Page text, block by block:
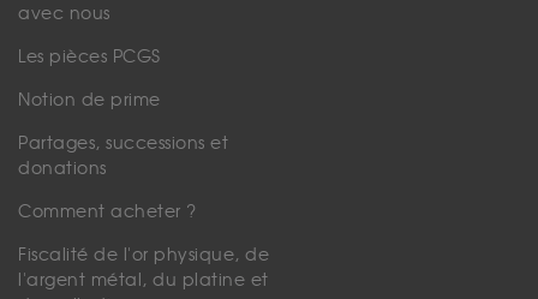
avec nous
Les pièces PCGS
Notion de prime
Partages, successions et
donations
Comment acheter ?
Fiscalité de l'or physique, de
l'argent métal, du platine et